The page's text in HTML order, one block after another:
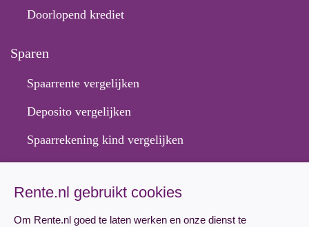
Doorlopend krediet
Sparen
Spaarrente vergelijken
Deposito vergelijken
Spaarrekening kind vergelijken
Rente.nl gebruikt cookies
Om Rente.nl goed te laten werken en onze dienst te